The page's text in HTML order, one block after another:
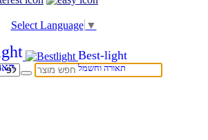
Select Language ▼
Best-light
תאורה וחשמל